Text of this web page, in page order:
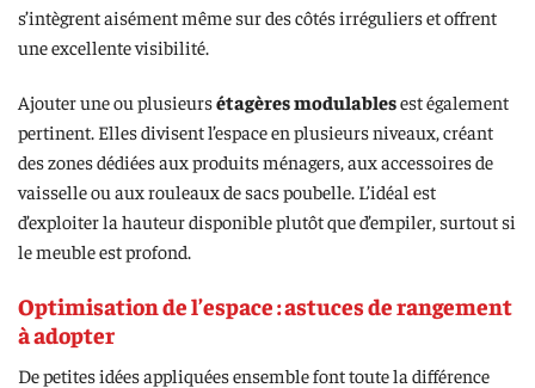
s’intègrent aisément même sur des côtés irréguliers et offrent
une excellente visibilité.
Ajouter une ou plusieursétagères modulablesest également
pertinent. Elles divisent l’espace en plusieurs niveaux, créant
des zones dédiées aux produits ménagers, aux accessoires de
vaisselle ou aux rouleaux de sacs poubelle. L’idéal est
d’exploiter la hauteur disponible plutôt que d’empiler, surtout si
le meuble est profond.
Optimisation de l’espace : astuces de rangement
à adopter
De petites idées appliquées ensemble font toute la différence